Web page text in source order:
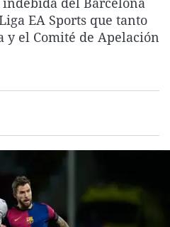
La rosa de los vientos
Gente viajera
Caso
Retornados
Extremadura
Galicia
Virales
Televisión
EA Sports que tanto
y el Comité de Apelación